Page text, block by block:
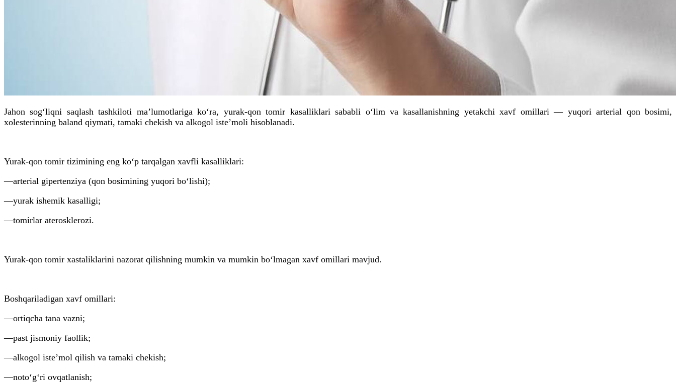
Jahon sog‘liqni saqlash tashkiloti maʼlumotlariga ko‘ra, yurak-qon tomir kasalliklari sababli o‘lim va kasallanishning yetakchi xavf omillari — yuqori arterial qon bosimi,
xolesterinning baland qiymati, tamaki chekish va alkogol isteʼmoli hisoblanadi.
Yurak-qon tomir tizimining eng ko‘p tarqalgan xavfli kasalliklari:
—arterial gipertenziya (qon bosimining yuqori bo‘lishi);
—yurak ishemik kasalligi;
—tomirlar aterosklerozi.
Yurak-qon tomir xastaliklarini nazorat qilishning mumkin va mumkin bo‘lmagan xavf omillari mavjud.
Boshqariladigan xavf omillari:
—ortiqcha tana vazni;
—past jismoniy faollik;
—alkogol isteʼmol qilish va tamaki chekish;
—noto‘g‘ri ovqatlanish;